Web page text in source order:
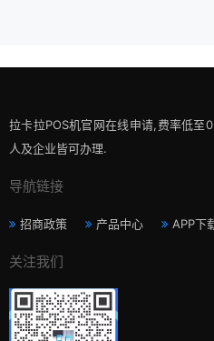
拉卡拉POS机官网在线申请,费率低至
人及企业皆可办理.
导航链接
招商政策 产品中心 APP下
关注我们